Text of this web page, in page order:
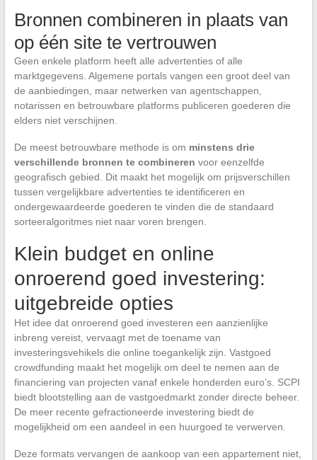
Bronnen combineren in plaats van
op één site te vertrouwen
Geen enkele platform heeft alle advertenties of alle
marktgegevens. Algemene portals vangen een groot deel van
de aanbiedingen, maar netwerken van agentschappen,
notarissen en betrouwbare platforms publiceren goederen die
elders niet verschijnen.
De meest betrouwbare methode is om minstens drie
verschillende bronnen te combineren voor eenzelfde
geografisch gebied. Dit maakt het mogelijk om prijsverschillen
tussen vergelijkbare advertenties te identificeren en
ondergewaardeerde goederen te vinden die de standaard
sorteeralgoritmes niet naar voren brengen.
Klein budget en online
onroerend goed investering:
uitgebreide opties
Het idee dat onroerend goed investeren een aanzienlijke
inbreng vereist, vervaagt met de toename van
investeringsvehikels die online toegankelijk zijn. Vastgoed
crowdfunding maakt het mogelijk om deel te nemen aan de
financiering van projecten vanaf enkele honderden euro’s. SCPI
biedt blootstelling aan de vastgoedmarkt zonder directe beheer.
De meer recente gefractioneerde investering biedt de
mogelijkheid om een aandeel in een huurgoed te verwerven.
Deze formats vervangen de aankoop van een appartement niet,